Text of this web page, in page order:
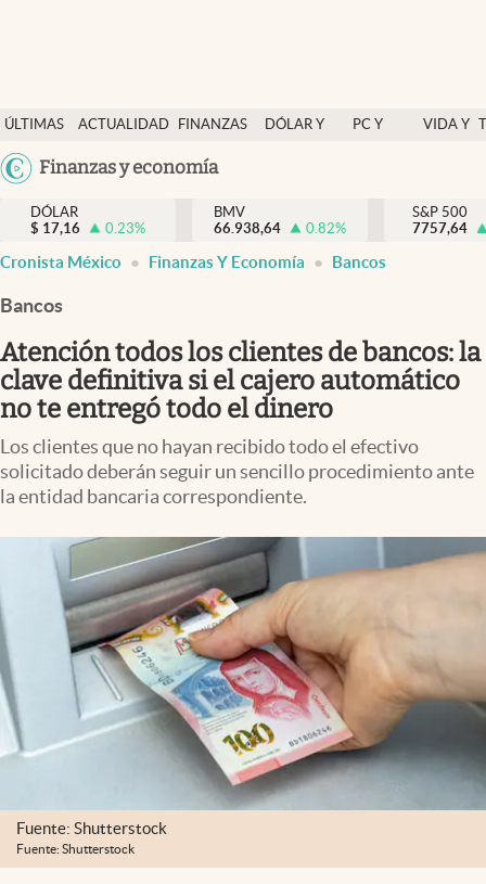
ÚLTIMAS
NOTICIAS
ACTUALIDAD
FINANZAS
DÓLAR Y
PC Y
VIDA Y
México
Finanzas y economía
Actualidad
Finanzas y economía
Dólar y mercados
Pc y celular
Vida y estilo
Tv
Clima
Espiritualidad
Mediakit
abre en nueva pestaña
México
DÓLAR
$ 17,16 0.23%
BMV
66.938,64
0.82%
S&P 500
7757,64
Cronista México Finanzas Y Economía Bancos
Bancos
Atención todos los clientes de bancos: la
clave definitiva si el cajero automático
no te entregó todo el dinero
Los clientes que no hayan recibido todo el efectivo
solicitado deberán seguir un sencillo procedimiento ante
la entidad bancaria correspondiente.
Fuente: Shutterstock
Fuente: Shutterstock